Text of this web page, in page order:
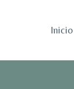
Inicio